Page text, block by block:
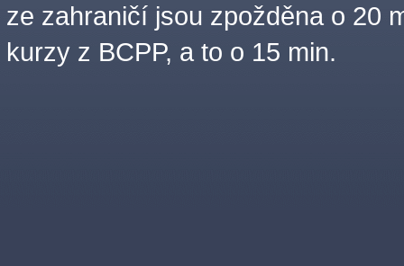
ze zahraničí jsou zpožděna o 20
kurzy z BCPP, a to o 15 min.